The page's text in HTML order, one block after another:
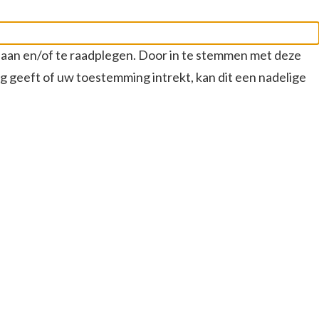
en/of te raadplegen. Door in te stemmen met deze
geeft of uw toestemming intrekt, kan dit een nadelige